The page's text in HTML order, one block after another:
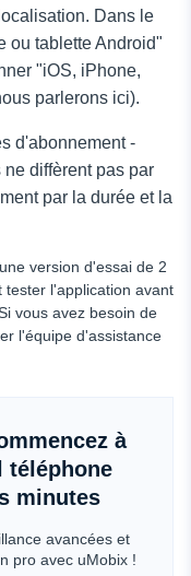
Dans le
ou tablette Android"
"iOS, iPhone,
parlerons ici).
d'abonnement -
diffèrent pas par
par la durée et la
version d'essai de 2
tester l'application avant
vous avez besoin de
l'équipe d'assistance
à
téléphone
minutes
avancées et
pro avec uMobix !